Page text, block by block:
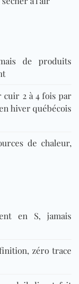
de produits
cuir 2 à 4 fois par
hiver québécois
de chaleur,
en S, jamais
zéro trace